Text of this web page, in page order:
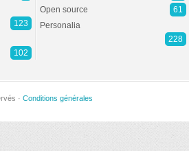
123
102
Open source
61
Personalia
228
· Conditions générales